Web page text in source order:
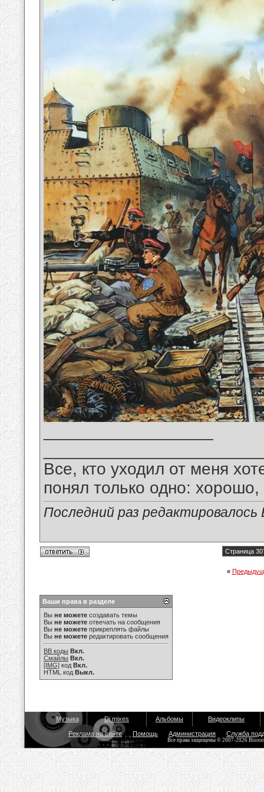
Все, кто уходил от меня
понял только одно:
Последний раз
Страница
«
Ваши права в разделе
Вы не можете создавать темы
Вы не можете отвечать на сообщения
Вы не можете прикреплять файлы
Вы не можете редактировать сообщения
BB коды Вкл.
Смайлы Вкл.
[IMG] код Вкл.
HTML код Выкл.
Музыка Dj mixes Альбомы Видеоклипы
Реклама на сайте Помощь Администрация Служба
Все права защищены © 2007-2026